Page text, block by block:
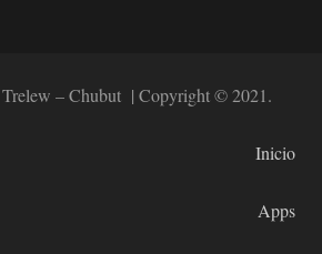
– Chubut | Copyright © 2021.
Inicio
Apps